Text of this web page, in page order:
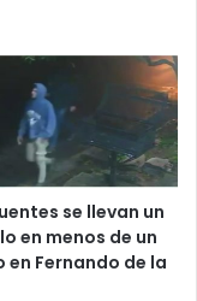
se llevan un
en menos de un
en Fernando de la